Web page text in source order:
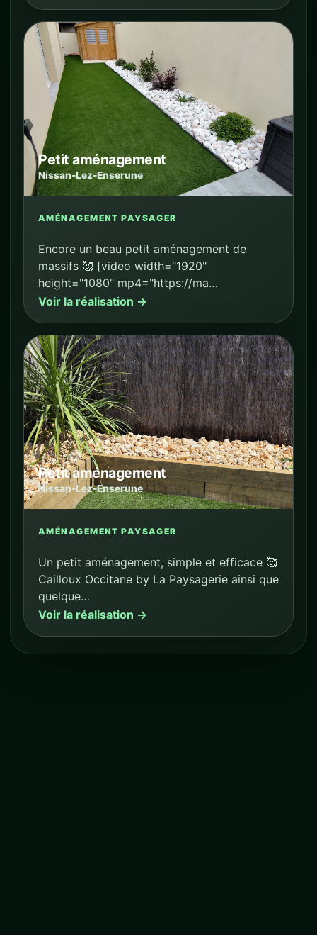
Petit aménagement
Nissan-Lez-Enserune
AMÉNAGEMENT PAYSAGER
Encore un beau petit aménagement de
massifs 🥰 [video width="1920"
height="1080" mp4="https://ma…
Voir la réalisation →
Petit aménagement
Nissan-Lez-Enserune
AMÉNAGEMENT PAYSAGER
Un petit aménagement, simple et efficace 🥰
Cailloux Occitane by La Paysagerie ainsi que
quelque…
Voir la réalisation →